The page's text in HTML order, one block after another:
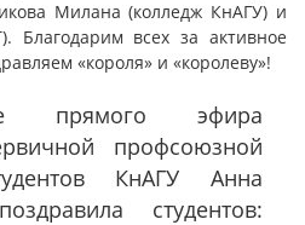
Милана (колледж КнАГУ) и
Благодарим всех за активное
«короля» и «королеву»!
прямого эфира
профсоюзной
КнАГУ Анна
студентов: